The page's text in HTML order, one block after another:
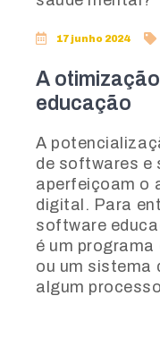
17 junho 2024
A
educação
A
de softwares e
aperfeiçoam o
digital. Para
software
é um
ou um sistema
algum